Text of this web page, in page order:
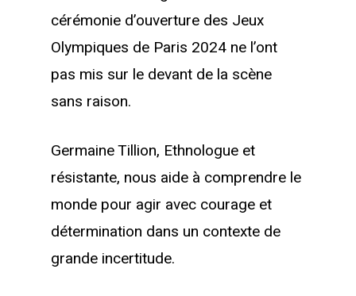
cérémonie d’ouverture des Jeux
Olympiques de Paris 2024 ne l’ont
pas mis sur le devant de la scène
sans raison.
Germaine Tillion, Ethnologue et
résistante, nous aide à comprendre le
monde pour agir avec courage et
détermination dans un contexte de
grande incertitude.